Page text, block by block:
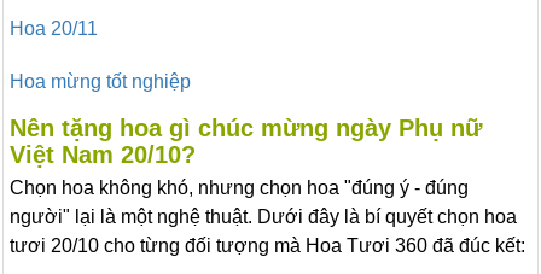
Hoa 20/11
Hoa mừng tốt nghiệp
Nên tặng hoa gì chúc mừng ngày Phụ nữ
Việt Nam 20/10?
Chọn hoa không khó, nhưng chọn hoa "đúng ý - đúng
người" lại là một nghệ thuật. Dưới đây là bí quyết chọn hoa
tươi 20/10 cho từng đối tượng mà Hoa Tươi 360 đã đúc kết: